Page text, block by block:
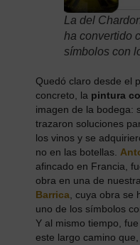
La del
ha convertido
símbolos con
Quedó claro desde el
concreto, la pintura
imagen de la bodega:
trazaron soluciones
los vinos y se
no en las botellas.
afincado en Francia,
obra en una de
Barrica , cuya obra
uno de los símbolos
Y al mismo tiempo,
este largo camino